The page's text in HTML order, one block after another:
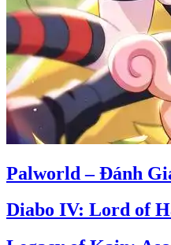
Palworld – Đánh
Diabo IV: Lord of